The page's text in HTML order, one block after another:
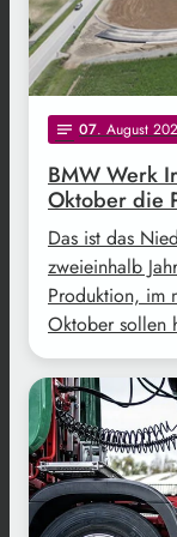
notes 07. August
BMW Werk
Oktober die
Das ist das
zweieinhalb
Produktion, im
Oktober sollen